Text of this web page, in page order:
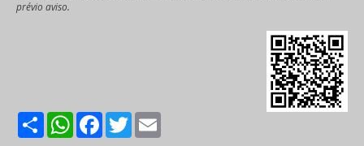
prévio aviso.
ShareWhatsApp
Facebook
Twitter